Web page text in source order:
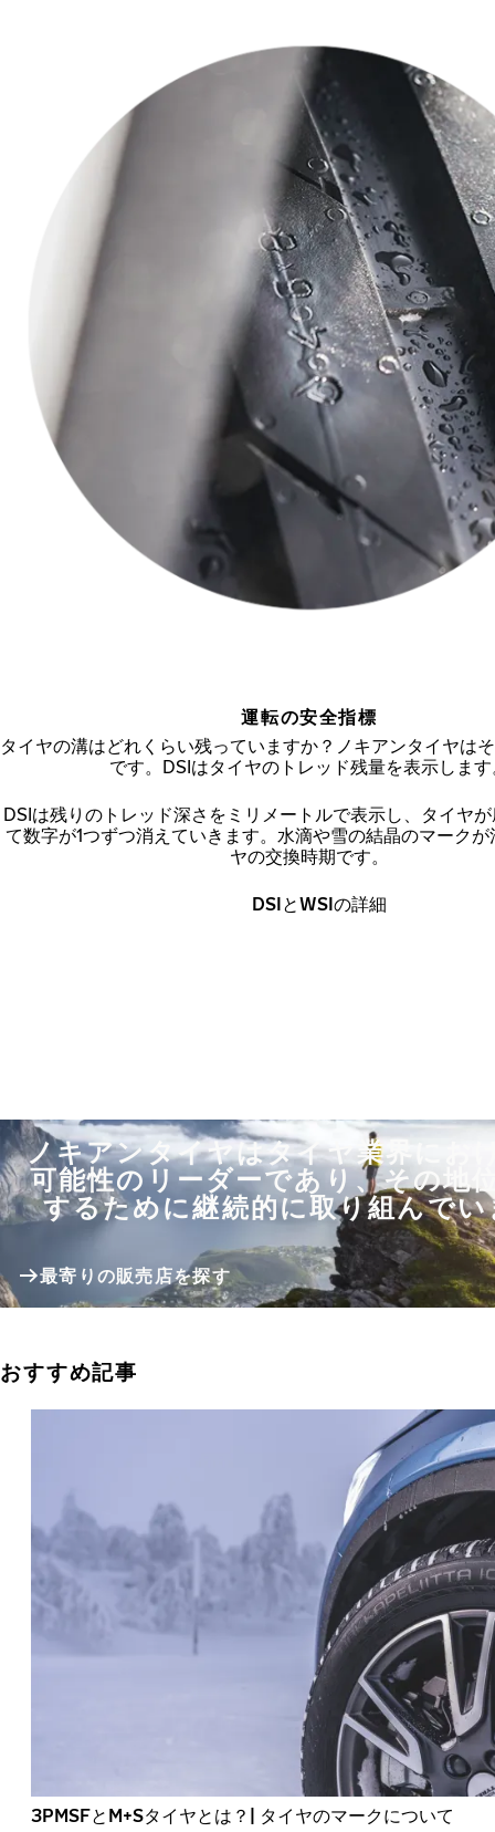
運転の安全指標
タイヤの溝はどれくらい残っていますか？ノキアンタイヤは
です。DSIはタイヤのトレッド残量を表示しま
DSIは残りのトレッド深さをミリメートルで表示し、タイヤ
て数字が1つずつ消えていきます。水滴や雪の結晶のマーク
ヤの交換時期です。
DSIとWSIの詳細
ノキアンタイヤはタイヤ業界にお
可能性のリーダーであり、その地
するために継続的に取り組んでい
最寄りの販売店を探す
おすすめ記事
3PMSFとM+Sタイヤとは？| タイヤのマークについて